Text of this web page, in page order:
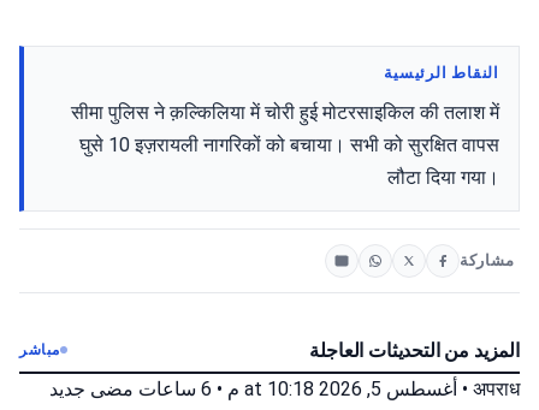
النقاط الرئيسية
सीमा पुलिस ने क़ल्किलिया में चोरी हुई मोटरसाइकिल की तलाश में
घुसे 10 इज़रायली नागरिकों को बचाया। सभी को सुरक्षित वापस
लौटा दिया गया।
مشاركة
المزيد من التحديثات العاجلة مباشر
अपराध
• أغسطس 5, 2026 at 10:18 م • 6 ساعات مضى جديد